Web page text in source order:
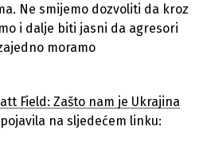
Ne smijemo dozvoliti da kroz
i dalje biti jasni da agresori
moramo
Field: Zašto nam je Ukrajina
na sljedećem linku: